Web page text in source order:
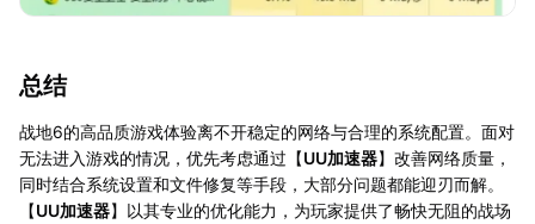
总结
战地6的高品质游戏体验离不开稳定的网络与合理的系统配置。面对
无法进入游戏的情况，优先考虑通过【UU加速器】改善网络质量，
同时结合系统设置和文件修复等手段，大部分问题都能迎刃而解。
【UU加速器】以其专业的优化能力，为玩家提供了畅快无阻的战场